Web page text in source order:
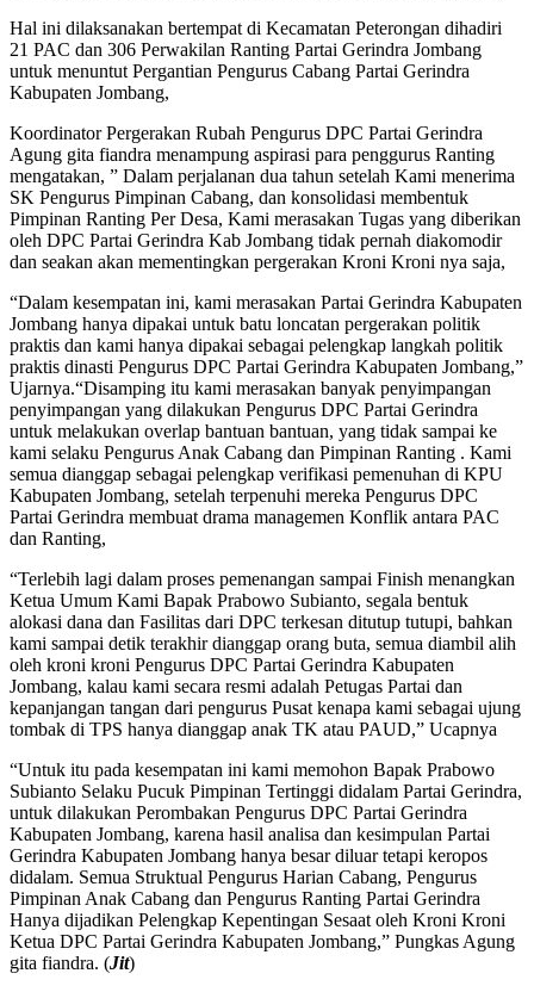
Hal ini dilaksanakan bertempat di Kecamatan Peterongan dihadiri
21 PAC dan 306 Perwakilan Ranting Partai Gerindra Jombang
untuk menuntut Pergantian Pengurus Cabang Partai Gerindra
Kabupaten Jombang,
Koordinator Pergerakan Rubah Pengurus DPC Partai Gerindra
Agung gita fiandra menampung aspirasi para penggurus Ranting
mengatakan, ” Dalam perjalanan dua tahun setelah Kami menerima
SK Pengurus Pimpinan Cabang, dan konsolidasi membentuk
Pimpinan Ranting Per Desa, Kami merasakan Tugas yang diberikan
oleh DPC Partai Gerindra Kab Jombang tidak pernah diakomodir
dan seakan akan mementingkan pergerakan Kroni Kroni nya saja,
“Dalam kesempatan ini, kami merasakan Partai Gerindra Kabupaten
Jombang hanya dipakai untuk batu loncatan pergerakan politik
praktis dan kami hanya dipakai sebagai pelengkap langkah politik
praktis dinasti Pengurus DPC Partai Gerindra Kabupaten Jombang,”
Ujarnya.“Disamping itu kami merasakan banyak penyimpangan
penyimpangan yang dilakukan Pengurus DPC Partai Gerindra
untuk melakukan overlap bantuan bantuan, yang tidak sampai ke
kami selaku Pengurus Anak Cabang dan Pimpinan Ranting . Kami
semua dianggap sebagai pelengkap verifikasi pemenuhan di KPU
Kabupaten Jombang, setelah terpenuhi mereka Pengurus DPC
Partai Gerindra membuat drama managemen Konflik antara PAC
dan Ranting,
“Terlebih lagi dalam proses pemenangan sampai Finish menangkan
Ketua Umum Kami Bapak Prabowo Subianto, segala bentuk
alokasi dana dan Fasilitas dari DPC terkesan ditutup tutupi, bahkan
kami sampai detik terakhir dianggap orang buta, semua diambil alih
oleh kroni kroni Pengurus DPC Partai Gerindra Kabupaten
Jombang, kalau kami secara resmi adalah Petugas Partai dan
kepanjangan tangan dari pengurus Pusat kenapa kami sebagai ujung
tombak di TPS hanya dianggap anak TK atau PAUD,” Ucapnya
“Untuk itu pada kesempatan ini kami memohon Bapak Prabowo
Subianto Selaku Pucuk Pimpinan Tertinggi didalam Partai Gerindra,
untuk dilakukan Perombakan Pengurus DPC Partai Gerindra
Kabupaten Jombang, karena hasil analisa dan kesimpulan Partai
Gerindra Kabupaten Jombang hanya besar diluar tetapi keropos
didalam. Semua Struktual Pengurus Harian Cabang, Pengurus
Pimpinan Anak Cabang dan Pengurus Ranting Partai Gerindra
Hanya dijadikan Pelengkap Kepentingan Sesaat oleh Kroni Kroni
Ketua DPC Partai Gerindra Kabupaten Jombang,” Pungkas Agung
gita fiandra. (Jit)